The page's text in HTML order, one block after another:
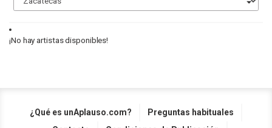
¡No hay artistas disponibles!
¿Qué es unAplauso.com?
Preguntas habituales